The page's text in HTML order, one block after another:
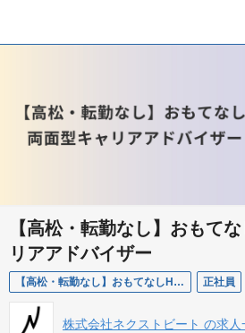
【高松・転勤なし】おもて
リアアドバイザー
【高松・転勤なし】おもてなしHR 両面型キャリアアドバイザー 正社員
株式会社ネクストビート の求人